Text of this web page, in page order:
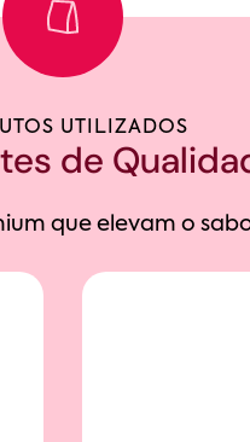
UTILIZADOS
de
que elevam o